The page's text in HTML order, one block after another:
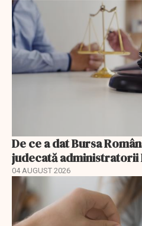
De ce a dat Bursa
judecată administratorii
04 AUGUST 2026